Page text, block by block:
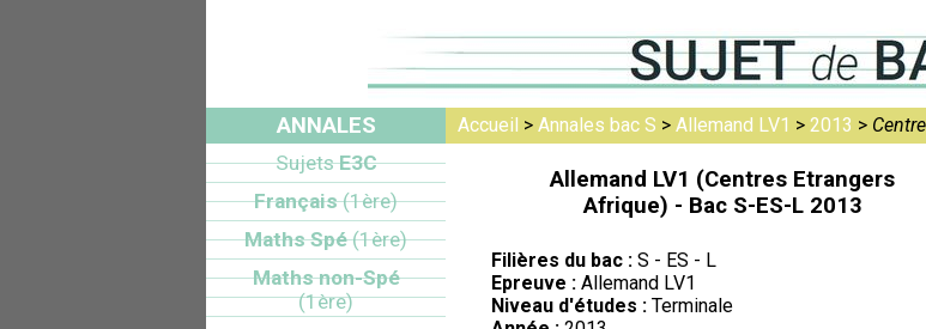
Accueil > Annales bac S > Allemand LV1 > 2013 >
Allemand LV1 (Centres Etrangers
Afrique) - Bac S-ES-L 2013
Filières du bac : S - ES - L
Epreuve : Allemand LV1
Niveau d'études : Terminale
ANNALES
SujetsE3C
Français(1ère)
Maths Spé(1ère)
Maths non-Spé
(1ère)